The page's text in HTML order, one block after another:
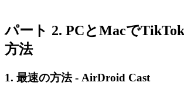
パート 2. PCとMacで
方法
1. 最速の方法 - AirDroid Cast